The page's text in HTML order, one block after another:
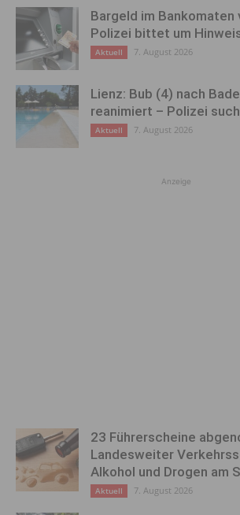
Bargeld im Bankomaten
Polizei bittet um
Aktuell 7. August 2026
Lienz: Bub (4) nach
reanimiert – Polizei
Aktuell 7. August 2026
Anzeige
23 Führerscheine
Landesweiter
Alkohol und Drogen am
Aktuell 7. August 2026